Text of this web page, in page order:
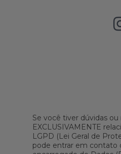
Se você tiver dúvidas
EXCLUSIVAMENTE
LGPD (Lei Geral de
pode entrar em contato